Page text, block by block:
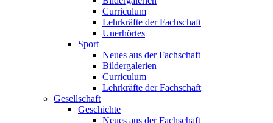
Curriculum
Lehrkräfte der Fachschaft
Unerhörtes
Sport
Neues aus der Fachschaft
Bildergalerien
Curriculum
Lehrkräfte der Fachschaft
Gesellschaft
Geschichte
Neues aus der Fachschaft